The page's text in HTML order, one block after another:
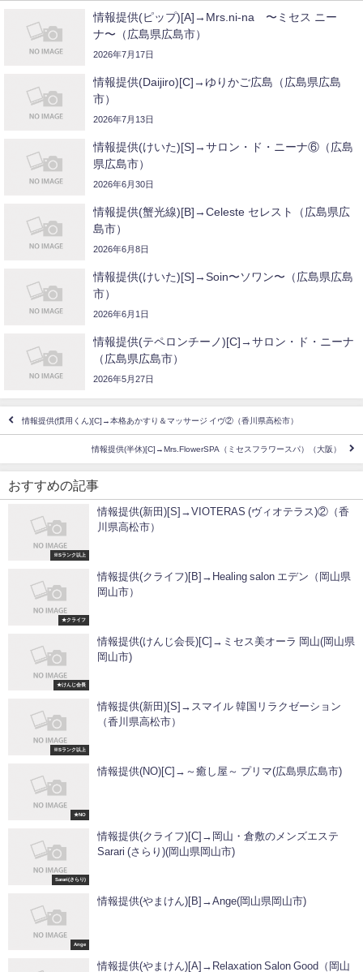
情報提供(ピップ)[A]→Mrs.ni-na 〜ミセス ニー
ナ〜（広島県広島市）
2026年7月17日
情報提供(Daijiro)[C]→ゆりかご広島（広島県広島
市）
2026年7月13日
情報提供(けいた)[S]→サロン・ド・ニーナ⑥（広島
県広島市）
2026年6月30日
情報提供(蟹光線)[B]→Celeste セレスト（広島県広
島市）
2026年6月8日
情報提供(けいた)[S]→Soin〜ソワン〜（広島県広島
市）
2026年6月1日
情報提供(テペロンチーノ)[C]→サロン・ド・ニーナ
（広島県広島市）
2026年5月27日
情報提供(慣用くん)[C]→本格あかすり＆マッサージ イヴ②（香川県高松市）
情報提供(半休)[C]→Mrs.FlowerSPA（ミセスフラワースパ）（大阪）
おすすめの記事
※Sランク以上
情報提供(新田)[S]→VIOTERAS (ヴィオテラス)②（香
川県高松市）
★クライフ
情報提供(クライフ)[B]→Healing salon エデン（岡山県
岡山市）
★けんじ会長
情報提供(けんじ会長)[C]→ミセス美オーラ 岡山(岡山県
岡山市)
※Sランク以上
情報提供(新田)[S]→スマイル 韓国リラクゼーション
（香川県高松市）
★NO
情報提供(NO)[C]→～癒し屋～ プリマ(広島県広島市)
Sarari(さらり)
情報提供(クライフ)[C]→岡山・倉敷のメンズエステ
Sarari (さらり)(岡山県岡山市)
Ange
情報提供(やまけん)[B]→Ange(岡山県岡山市)
情報提供(やまけん)[A]→Relaxation Salon Good（岡山